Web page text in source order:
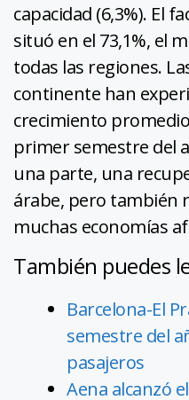
capacidad (6,3%). El
situó en el 73,1%, el
todas las regiones.
continente han
crecimiento
primer semestre del
una parte, una
árabe, pero también
muchas economías
También puedes
Barcelona-El
semestre del
pasajeros
Aena alcanzó